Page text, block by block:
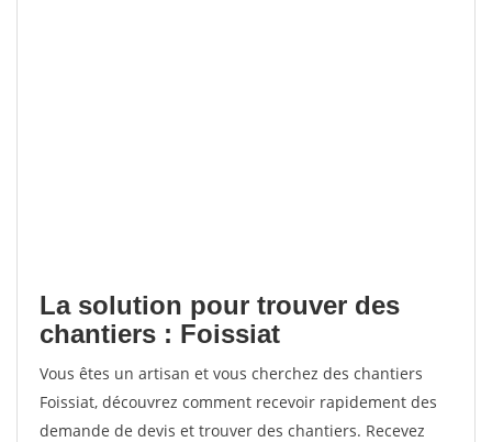
La solution pour trouver des
chantiers : Foissiat
Vous êtes un artisan et vous cherchez des chantiers
Foissiat, découvrez comment recevoir rapidement des
demande de devis et trouver des chantiers. Recevez